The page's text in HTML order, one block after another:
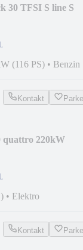
30 TFSI S line S
(116 PS) • Benzin
Kontakt
quattro 220kW
• Elektro
Kontakt